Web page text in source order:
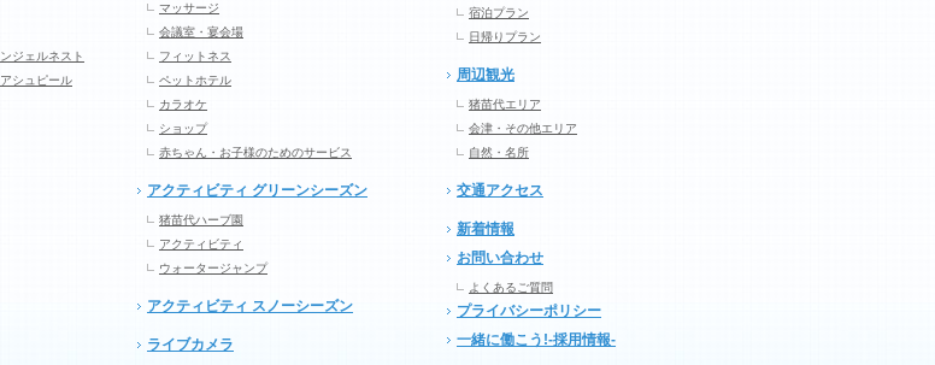
ジェルネスト
シュピール
マッサージ
会議室・宴会場
フィットネス
ペットホテル
カラオケ
ショップ
赤ちゃん・お子様のためのサービス
アクティビティ グリーンシーズン
猪苗代ハーブ園
アクティビティ
ウォータージャンプ
アクティビティ スノーシーズン
ライブカメラ
宿泊プラン
日帰りプラン
周辺観光
猪苗代エリア
会津・その他エリア
自然・名所
交通アクセス
新着情報
お問い合わせ
よくあるご質問
プライバシーポリシー
一緒に働こう!-採用情報-